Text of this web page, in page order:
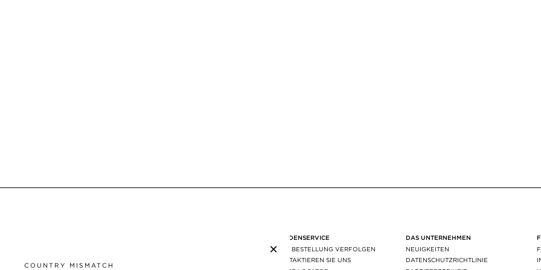
×
COUNTRY MISMATCH
KUNDENSERVICE
IHRE BESTELLUNG VERFOLGEN
KONTAKTIEREN SIE UNS
DAS UNTERNEHMEN
NEUIGKEITEN
DATENSCHUTZRICHTLINIE